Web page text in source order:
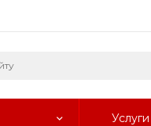
Услуги